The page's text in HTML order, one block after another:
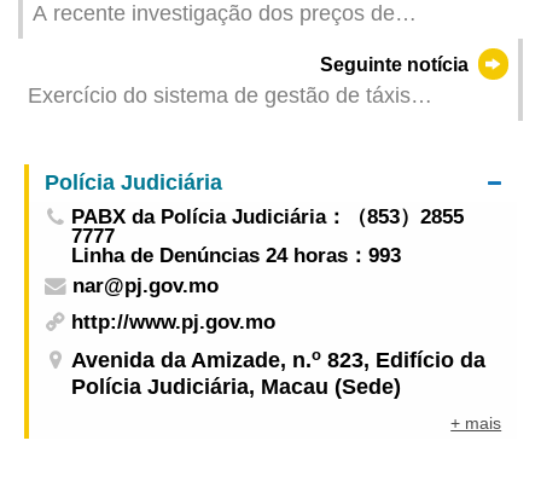
A recente investigação dos preços de
Seguinte notícia
Exercício do sistema de gestão de táxis
informação sobre táxis temporariamente
indisponível
Polícia Judiciária
PABX da Polícia Judiciária：（853）2855
7777
Linha de Denúncias 24 horas：993
nar@pj.gov.mo
http://www.pj.gov.mo
Avenida da Amizade, n.o 823, Edifício da
Polícia Judiciária, Macau (Sede)
+ mais